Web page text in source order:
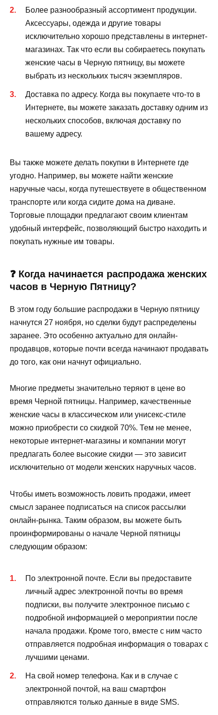
Более разнообразный ассортимент продукции.
Аксессуары, одежда и другие товары
исключительно хорошо представлены в интернет-
магазинах. Так что если вы собираетесь покупать
женские часы в Черную пятницу, вы можете
выбрать из нескольких тысяч экземпляров.
Доставка по адресу. Когда вы покупаете что-то в
Интернете, вы можете заказать доставку одним из
нескольких способов, включая доставку по
вашему адресу.
Вы также можете делать покупки в Интернете где
угодно. Например, вы можете найти женские
наручные часы, когда путешествуете в общественном
транспорте или когда сидите дома на диване.
Торговые площадки предлагают своим клиентам
удобный интерфейс, позволяющий быстро находить и
покупать нужные им товары.
❓ Когда начинается распродажа женских
часов в Черную Пятницу?
В этом году большие распродажи в Черную пятницу
начнутся 27 ноября, но сделки будут распределены
заранее. Это особенно актуально для онлайн-
продавцов, которые почти всегда начинают продавать
до того, как они начнут официально.
Многие предметы значительно теряют в цене во
время Черной пятницы. Например, качественные
женские часы в классическом или унисекс-стиле
можно приобрести со скидкой 70%. Тем не менее,
некоторые интернет-магазины и компании могут
предлагать более высокие скидки — это зависит
исключительно от модели женских наручных часов.
Чтобы иметь возможность ловить продажи, имеет
смысл заранее подписаться на список рассылки
онлайн-рынка. Таким образом, вы можете быть
проинформированы о начале Черной пятницы
следующим образом:
По электронной почте. Если вы предоставите
личный адрес электронной почты во время
подписки, вы получите электронное письмо с
подробной информацией о мероприятии после
начала продажи. Кроме того, вместе с ним часто
отправляется подробная информация о товарах с
лучшими ценами.
На свой номер телефона. Как и в случае с
электронной почтой, на ваш смартфон
отправляются только данные в виде SMS.